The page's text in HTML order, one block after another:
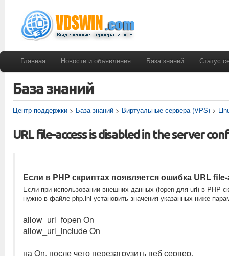
Главная Новости и объявления База знаний Статус
База знаний
Центр поддержки > База знаний > Виртуальные сервера (VPS) >
URL file-access is disabled in the server
Если в PHP скриптах появляется ошибка URL
Если при использовании внешних данных (fopen для url) в PHP
нужно в файле php.ini установить значения указанных ниже
allow_url_fopen On
allow_url_include On
на On, после чего перезагрузить веб сервер.